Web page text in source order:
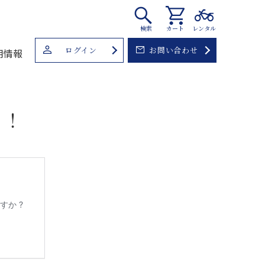
検索 カート レンタル
情報 ログイン お問い合わせ